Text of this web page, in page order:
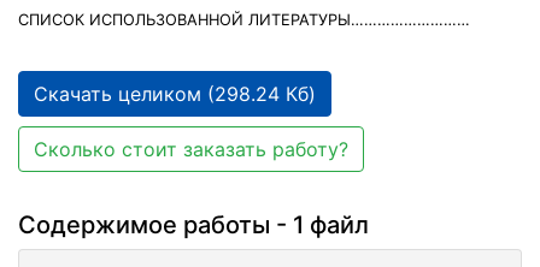
СПИСОК ИСПОЛЬЗОВАННОЙ ЛИТЕРАТУРЫ………………………
Скачать целиком (298.24 Кб)
Сколько стоит заказать работу?
Содержимое работы - 1 файл